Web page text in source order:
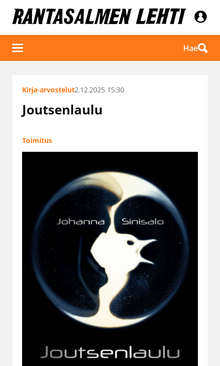
Hae
Kirja-arvostelut2.12.2025 15:30
Joutsenlaulu
Toimitus